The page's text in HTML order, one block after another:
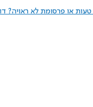
או פרסומת לא ראויה?